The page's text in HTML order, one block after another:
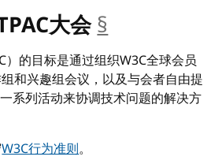
大会§
）的目标是通过组织W3C全球会员
和兴趣组会议，以及与会者自由提
系列活动来协调技术问题的解决方
W3C行为准则。